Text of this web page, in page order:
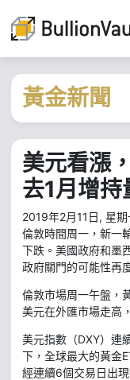
黃金新聞
美元看漲
去1月增
2019年2月11日, 星期
倫敦時間周一，新一
下跌。美國政府和墨
政府關門的可能性再
倫敦市場周一午盤，
美元在外匯市場走高
美元指數（DXY）連
下，全球最大的黃金
經連續6個交易日出